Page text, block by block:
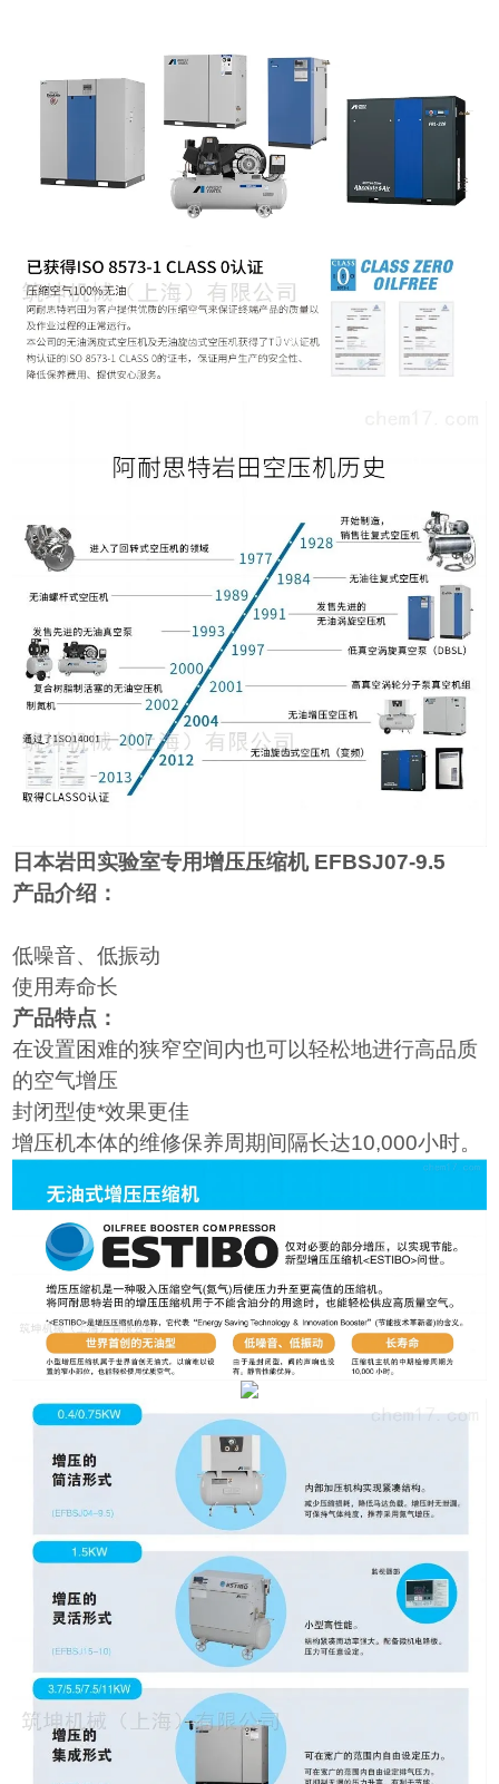
日本岩田实验室专用增压压缩机 EFBSJ07-9.5
产品介绍：
低噪音、低振动
使用寿命长
产品特点：
在设置困难的狭窄空间内也可以轻松地进行高品质
的空气增压
封闭型使*效果更佳
增压机本体的维修保养周期间隔长达10,000小时。